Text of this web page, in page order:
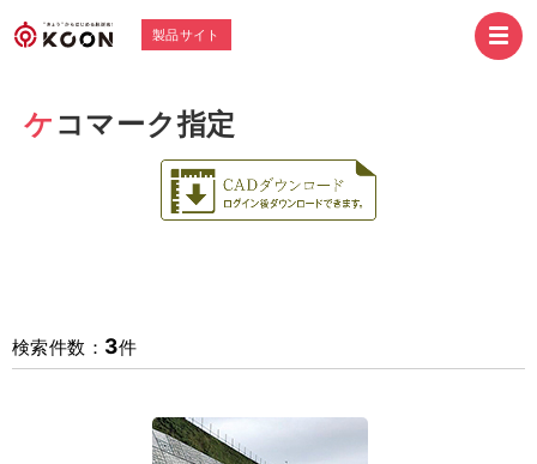
製品サイト
ケコマーク指定
検索件数： 3件